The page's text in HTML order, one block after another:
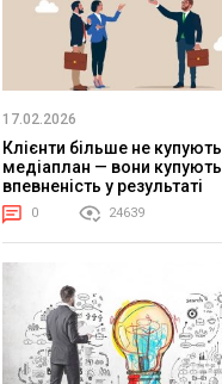
17.02.2026
Клієнти більше не купують
медіаплан — вони купують
впевненість у результаті
0 24639